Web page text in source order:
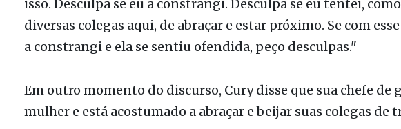
estão aqui, eu nunca fiz isso. Mas se a deputada Isa Penna se
ofendida com o abraço que eu lhe dei, eu peço, de início,
isso. Desculpa se eu a constrangi. Desculpa se eu tentei, como
a constrangi e ela se sentiu ofendida, peço desculpas."